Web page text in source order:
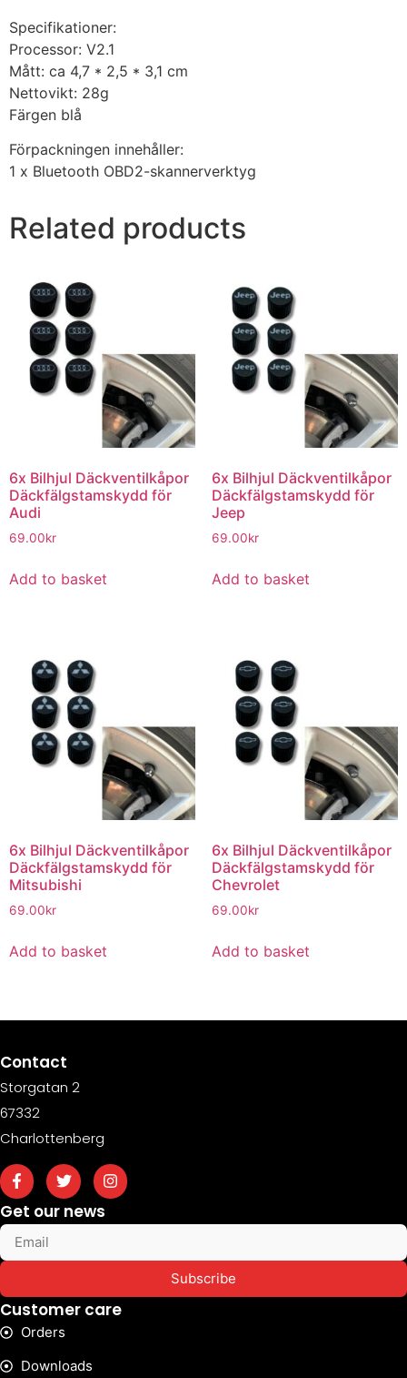
Specifikationer:
Processor: V2.1
Mått: ca 4,7 * 2,5 * 3,1 cm
Nettovikt: 28g
Färgen blå
Förpackningen innehåller:
1 x Bluetooth OBD2-skannerverktyg
Related products
6x Bilhjul Däckventilkåpor
Däckfälgstamskydd för
Audi
69.00kr
Add to basket
6x Bilhjul Däckventilkåpor
Däckfälgstamskydd för
Jeep
69.00kr
Add to basket
6x Bilhjul Däckventilkåpor
Däckfälgstamskydd för
Mitsubishi
69.00kr
Add to basket
6x Bilhjul Däckventilkåpor
Däckfälgstamskydd för
Chevrolet
69.00kr
Add to basket
Contact
Storgatan 2
67332
Charlottenberg
Get our news
Subscribe
Customer care
Orders
Downloads